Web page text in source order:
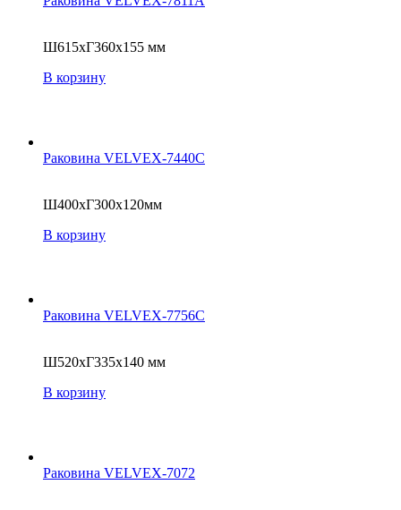
Ш615xГ360x155 мм
В корзину
Раковина VELVEX-7440C
Ш400xГ300x120мм
В корзину
Раковина VELVEX-7756C
Ш520xГ335x140 мм
В корзину
Раковина VELVEX-7072